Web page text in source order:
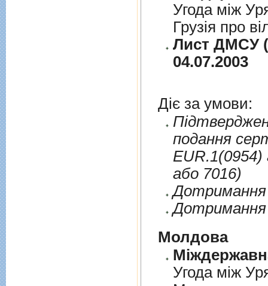
Угода між
Грузія про
Лист ДМСУ
04.07.2003
Діє за умови:
подання
EUR.1(0954)
або 7016)
Дотримання
Дотримання
Молдова
Угода між